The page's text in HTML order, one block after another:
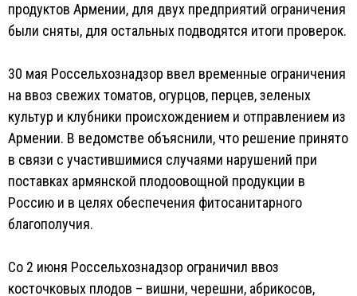
продуктов Армении, для двух предприятий ограничения
были сняты, для остальных подводятся итоги проверок.
30 мая Россельхознадзор ввел временные ограничения
на ввоз свежих томатов, огурцов, перцев, зеленых
культур и клубники происхождением и отправлением из
Армении. В ведомстве объяснили, что решение принято
в связи с участившимися случаями нарушений при
поставках армянской плодоовощной продукции в
Россию и в целях обеспечения фитосанитарного
благополучия.
Со 2 июня Россельхознадзор ограничил ввоз
косточковых плодов – вишни, черешни, абрикосов,